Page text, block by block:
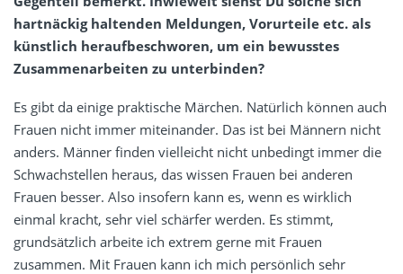
hartnäckig haltenden Meldungen, Vorurteile etc. als
künstlich heraufbeschworen, um ein bewusstes
Zusammenarbeiten zu unterbinden?
Es gibt da einige praktische Märchen. Natürlich können auch
Frauen nicht immer miteinander. Das ist bei Männern nicht
anders. Männer finden vielleicht nicht unbedingt immer die
Schwachstellen heraus, das wissen Frauen bei anderen
Frauen besser. Also insofern kann es, wenn es wirklich
einmal kracht, sehr viel schärfer werden. Es stimmt,
grundsätzlich arbeite ich extrem gerne mit Frauen
zusammen. Mit Frauen kann ich mich persönlich sehr